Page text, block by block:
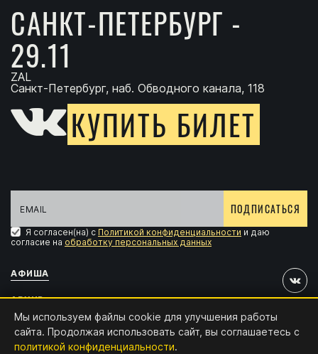
САНКТ-ПЕТЕРБУРГ -
29.11
ZAL
Санкт-Петербург, наб. Обводного канала, 118
КУПИТЬ БИЛЕТ
Мы используем файлы cookie для улучшения работы
сайта. Продолжая использовать сайт, вы соглашаетесь с
политикой конфиденциальности.
ПОДПИСАТЬСЯ
Я согласен(на) с Политикой конфиденциальности и даю
согласие на обработку персональных данных
АФИША
АРХИВ
АККРЕДИТАЦИЯ